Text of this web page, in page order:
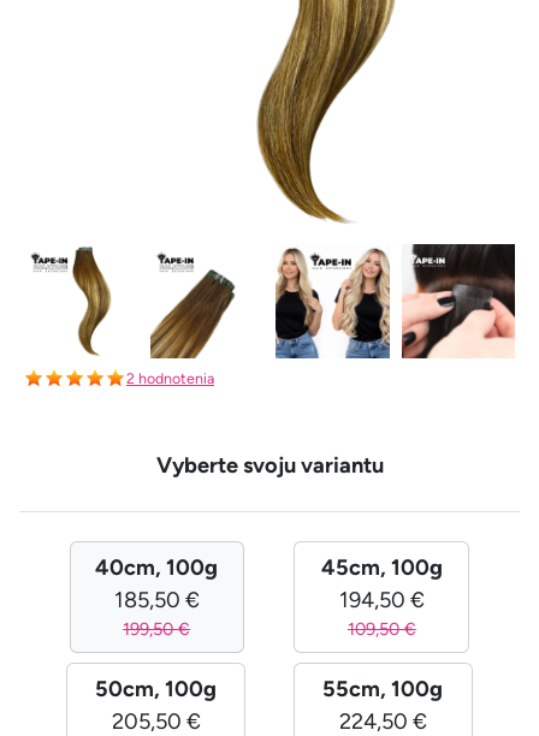
2 hodnotenia
Vyberte svoju variantu
40cm, 100g
185,50 €
199,50 €
45cm, 100g
194,50 €
109,50 €
50cm, 100g
205,50 €
55cm, 100g
224,50 €